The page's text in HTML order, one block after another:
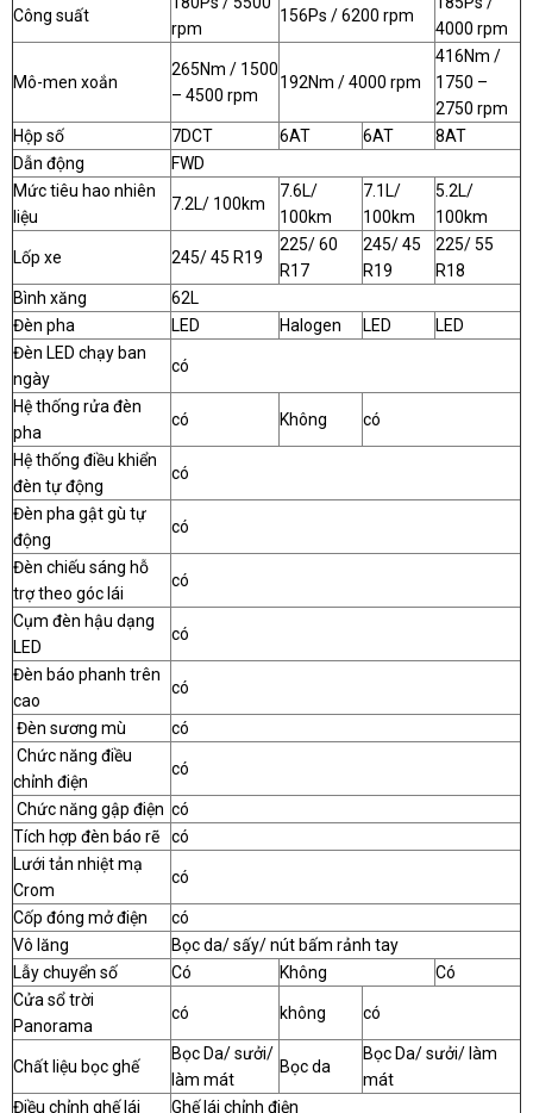
Công suất
rpm
156Ps / 6200 rpm
4000 rpm
Mô-men xoắn
265Nm / 1500
– 4500 rpm
192Nm / 4000 rpm
416Nm /
1750 –
2750 rpm
Hộp số
7DCT 6AT 6AT
8AT
Dẫn động
FWD
Mức tiêu hao nhiên
liệu
7.2L/ 100km
7.6L/
100km
7.1L/
100km
5.2L/
100km
Lốp xe 245/ 45 R19
225/ 60
R17
245/ 45
R19
225/ 55
R18
Bình xăng
62L
Đèn pha
LED Halogen LED
LED
Đèn LED chạy ban
ngày
có
Hệ thống rửa đèn
pha
có Không có
Hệ thống điều khiển
đèn tự động
có
Đèn pha gật gù tự
động
có
Đèn chiếu sáng hỗ
trợ theo góc lái
có
Cụm đèn hậu dạng
LED
có
Đèn báo phanh trên
cao
có
Đèn sương mù
có
Chức năng điều
chỉnh điện
có
Chức năng gập điện có
Tích hợp đèn báo rẽ
có
Lưới tản nhiệt mạ
Crom
có
Cốp đóng mở điện
có
Vô lăng
Bọc da/ sấy/ nút bấm rảnh tay
Lẫy chuyển số
Có Không
Có
Cửa sổ trời
Panorama
có không có
Chất liệu bọc ghế
Bọc Da/ sưởi/
làm mát
Bọc da
Bọc Da/ sưởi/ làm
mát
Điều chỉnh ghế lái
Ghế lái chỉnh điện